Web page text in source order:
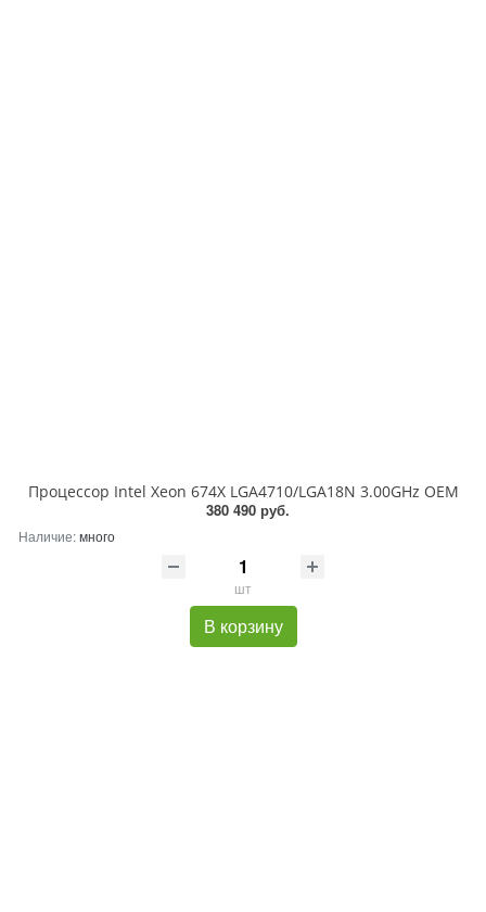
Процессор Intel Xeon 674X LGA4710/LGA18N 3.00GHz OEM
380 490 руб.
Наличие:много
шт
В корзину